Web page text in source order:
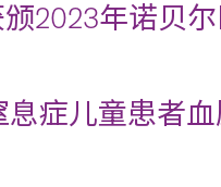
2023年诺贝
症儿童患者